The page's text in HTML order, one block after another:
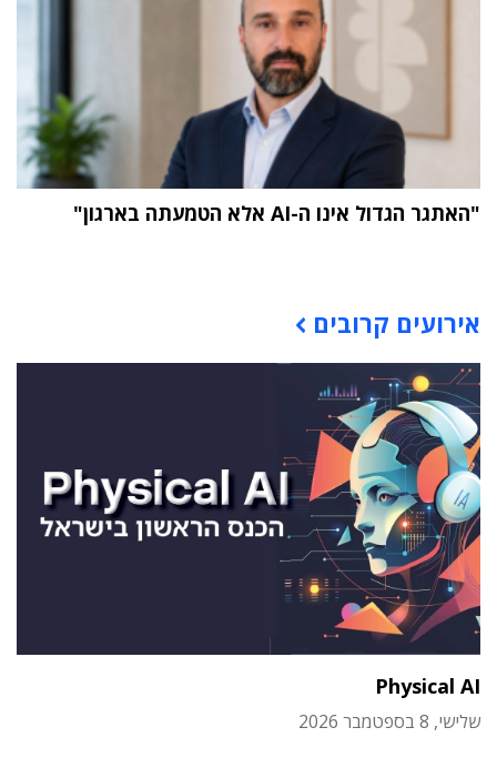
"האתגר הגדול אינו ה-AI אלא הטמעתה בארגון"
אירועים קרובים
Physical AI
שלישי, 8 בספטמבר 2026